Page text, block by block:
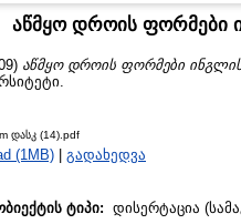
აწმყო დროის ფორმები
აწმყო დროის ფორმები
დასკ (14).pdf
(1MB) | გადახედვა
ტიპი: დისერტაცია